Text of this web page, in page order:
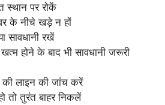
स्थान पर रोकें
के नीचे खड़े न हों
सावधानी रखें
होने के बाद भी सावधानी जरूरी
लाइन की जांच करें
तो तुरंत बाहर निकलें